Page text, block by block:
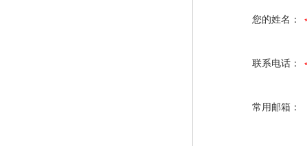
您的姓名：
联系电话：
常用邮箱：